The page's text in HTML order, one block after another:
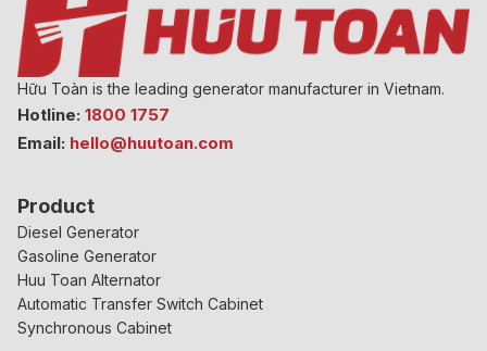
Hữu Toàn is the leading generator manufacturer in Vietnam.
Hotline: 1800 1757
Email: hello@huutoan.com
Product
Diesel Generator
Gasoline Generator
Huu Toan Alternator
Automatic Transfer Switch Cabinet
Synchronous Cabinet